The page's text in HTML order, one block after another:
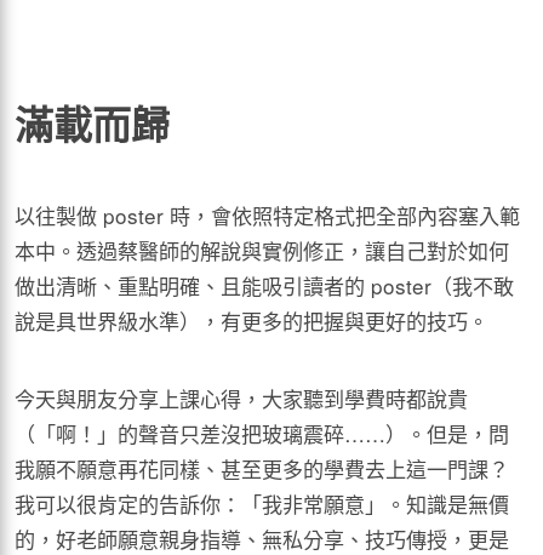
滿載而歸
以往製做 poster 時，會依照特定格式把全部內容塞入範
本中。透過蔡醫師的解說與實例修正，讓自己對於如何
做出清晰、重點明確、且能吸引讀者的 poster（我不敢
說是具世界級水準），有更多的把握與更好的技巧。
今天與朋友分享上課心得，大家聽到學費時都說貴
（「啊！」的聲音只差沒把玻璃震碎……）。但是，問
我願不願意再花同樣、甚至更多的學費去上這一門課？
我可以很肯定的告訴你：「我非常願意」。知識是無價
的，好老師願意親身指導、無私分享、技巧傳授，更是